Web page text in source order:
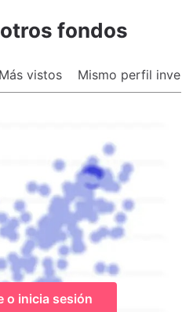
fondos
Más vistos Mismo perfil
o inicia sesión